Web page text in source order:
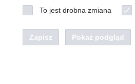
To jest drobna zmiana
Zapisz Pokaż podgląd